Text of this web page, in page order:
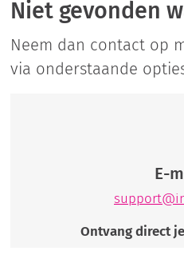
Niet gevonden
Neem dan contact op
via onderstaande
E-
Ontvang direct